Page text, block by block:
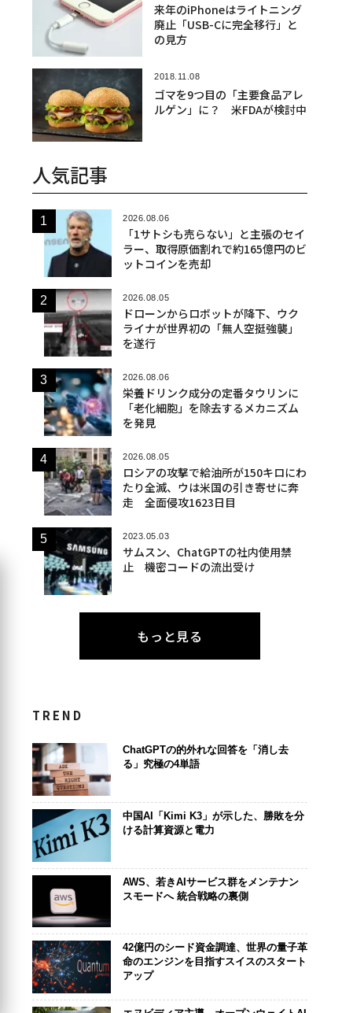
来年のiPhoneはライトニング
廃止「USB-Cに完全移行」と
の見方
2018.11.08
ゴマを9つ目の「主要食品アレ
ルゲン」に？ 米FDAが検討中
人気記事
2026.08.06
「1サトシも売らない」と主張のセイ
ラー、取得原価割れで約165億円のビ
ットコインを売却
2026.08.05
ドローンからロボットが降下、ウク
ライナが世界初の「無人空挺強襲」
を遂行
2026.08.06
栄養ドリンク成分の定番タウリンに
「老化細胞」を除去するメカニズム
を発見
2026.08.05
ロシアの攻撃で給油所が150キロにわ
たり全滅、ウは米国の引き寄せに奔
走 全面侵攻1623日目
2023.05.03
サムスン、ChatGPTの社内使用禁
止 機密コードの流出受け
もっと見る
TREND
ChatGPTの的外れな回答を「消し去
る」究極の4単語
中国AI「Kimi K3」が示した、勝敗を分
ける計算資源と電力
AWS、若きAIサービス群をメンテナン
スモードへ 統合戦略の裏側
42億円のシード資金調達、世界の量子革
命のエンジンを目指すスイスのスタート
アップ